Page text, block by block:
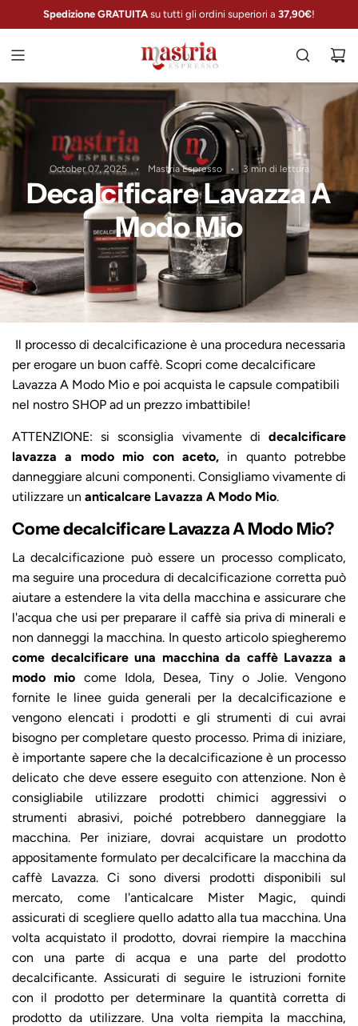
C
O
N
T
U
T
O
Spedizione GRATUITA su tutti gli ordini superiori a 37,90€!
10% di SCONTO
October 07, 2025 Mastria Espresso 3 min di lettura
Decalcificare Lavazza A
Modo Mio
Il processo di decalcificazione è una procedura necessaria
per erogare un buon caffè. Scopri come decalcificare
Lavazza A Modo Mio e poi acquista le capsule compatibili
nel nostro SHOP ad un prezzo imbattibile!
ATTENZIONE: si sconsiglia vivamente di decalcificare
lavazza a modo mio con aceto, in quanto potrebbe
danneggiare alcuni componenti. Consigliamo vivamente di
utilizzare un anticalcare Lavazza A Modo Mio.
Come decalcificare Lavazza A Modo Mio?
La decalcificazione può essere un processo complicato,
ma seguire una procedura di decalcificazione corretta può
aiutare a estendere la vita della macchina e assicurare che
l'acqua che usi per preparare il caffè sia priva di minerali e
non danneggi la macchina. In questo articolo spiegheremo
come decalcificare una macchina da caffè Lavazza a
modo mio come Idola, Desea, Tiny o Jolie. Vengono
fornite le linee guida generali per la decalcificazione e
vengono elencati i prodotti e gli strumenti di cui avrai
bisogno per completare questo processo. Prima di iniziare,
è importante sapere che la decalcificazione è un processo
delicato che deve essere eseguito con attenzione. Non è
consigliabile utilizzare prodotti chimici aggressivi o
strumenti abrasivi, poiché potrebbero danneggiare la
macchina. Per iniziare, dovrai acquistare un prodotto
appositamente formulato per decalcificare la macchina da
caffè Lavazza. Ci sono diversi prodotti disponibili sul
mercato, come l'anticalcare Mister Magic, quindi
assicurati di scegliere quello adatto alla tua macchina. Una
volta acquistato il prodotto, dovrai riempire la macchina
con una parte di acqua e una parte del prodotto
decalcificante. Assicurati di seguire le istruzioni fornite
con il prodotto per determinare la quantità corretta di
prodotto da utilizzare. Una volta riempita la macchina,